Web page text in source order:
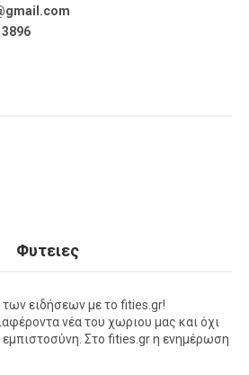
Φυτειες
ειδήσεων με το fities.gr!
νέα του χωριου μας και όχι
εμπιστοσύνη. Στο fities.gr η ενημέρωση